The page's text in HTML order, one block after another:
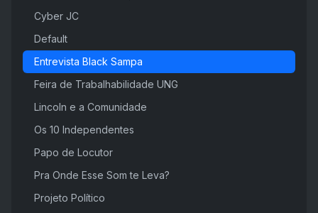
Cyber JC
Default
Entrevista Black Sampa
Feira de Trabalhabilidade UNG
Lincoln e a Comunidade
Os 10 Independentes
Papo de Locutor
Pra Onde Esse Som te Leva?
Projeto Político